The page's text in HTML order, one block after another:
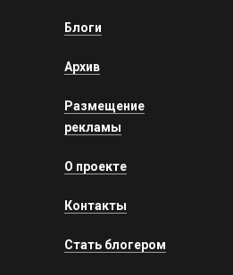
Блоги
Архив
Размещение
рекламы
О проекте
Контакты
Стать блогером